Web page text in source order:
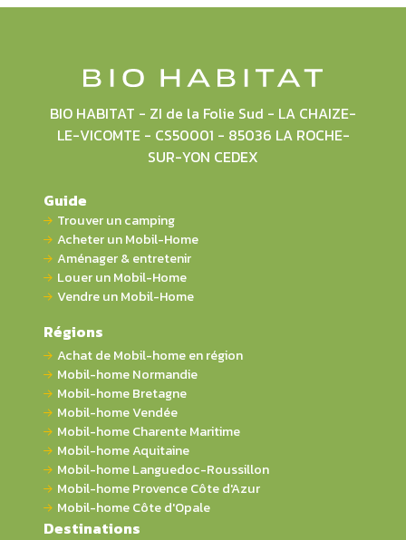
BIO HABITAT - ZI de la Folie Sud - LA CHAIZE-
LE-VICOMTE - CS50001 - 85036 LA ROCHE-
SUR-YON CEDEX
Guide
Trouver un camping
Acheter un Mobil-Home
Aménager & entretenir
Louer un Mobil-Home
Vendre un Mobil-Home
Régions
Achat de Mobil-home en région
Mobil-home Normandie
Mobil-home Bretagne
Mobil-home Vendée
Mobil-home Charente Maritime
Mobil-home Aquitaine
Mobil-home Languedoc-Roussillon
Mobil-home Provence Côte d'Azur
Mobil-home Côte d'Opale
Destinations